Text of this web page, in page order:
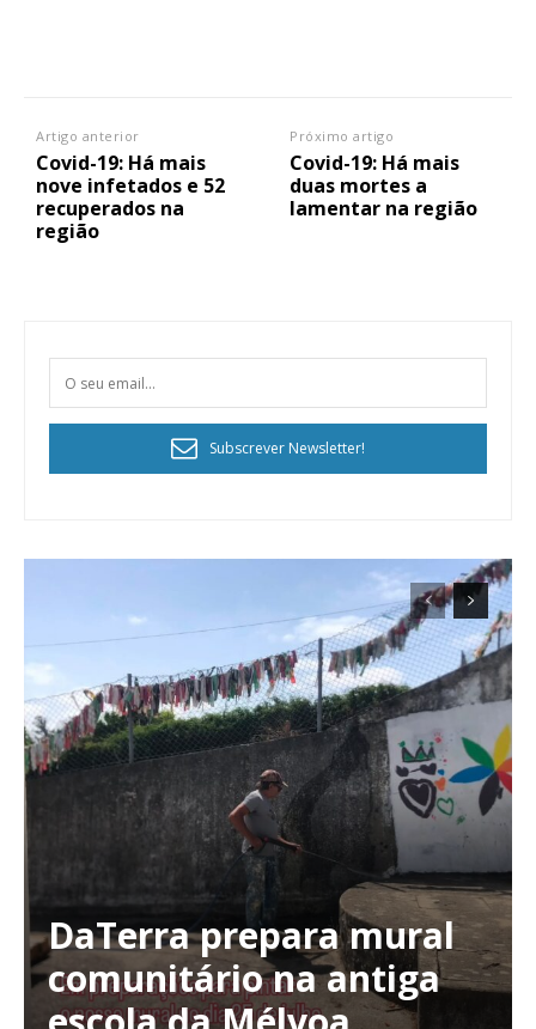
Artigo anterior
Covid-19: Há mais
nove infetados e 52
recuperados na
região
Próximo artigo
Covid-19: Há mais
duas mortes a
lamentar na região
Subscrever Newsletter!
DaTerra prepara mural
comunitário na antiga